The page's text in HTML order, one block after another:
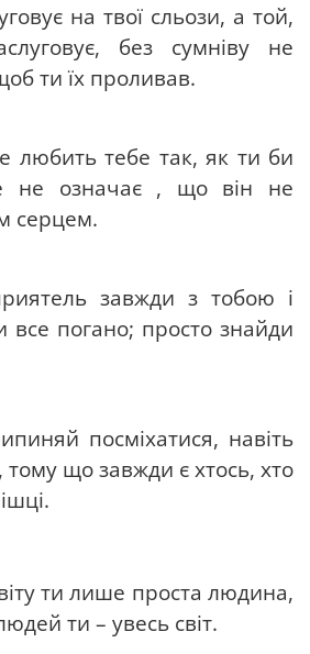
на твої сльози, а той,
без сумніву не
ти їх проливав.
любить тебе так, як ти би
не означає , що він не
серцем.
завжди з тобою і
все погано; просто знайди
посміхатися, навіть
що завжди є хтось, хто
ти лише проста людина,
ти – увесь світ.